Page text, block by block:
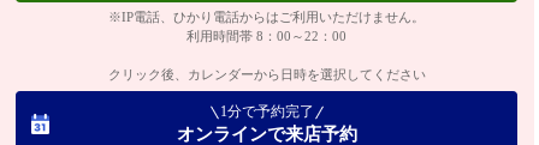
※IP電話、ひかり電話からはご利用いただけません。
利用時間帯 8：00～22：00
クリック後、カレンダーから日時を選択してください
1分で予約完了
オンラインで来店予約